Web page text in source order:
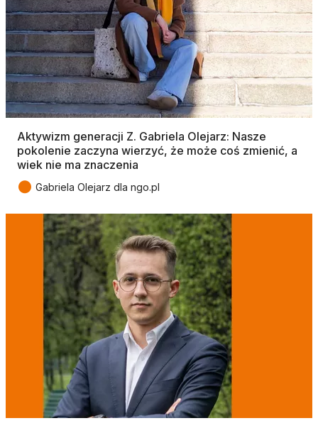
Aktywizm generacji Z. Gabriela Olejarz: Nasze
pokolenie zaczyna wierzyć, że może coś zmienić, a
wiek nie ma znaczenia
● Gabriela Olejarz dla ngo.pl